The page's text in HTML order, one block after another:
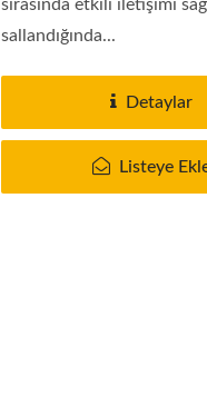
sırasında etkili iletişimi
sallandığında...
Detaylar
Listeye